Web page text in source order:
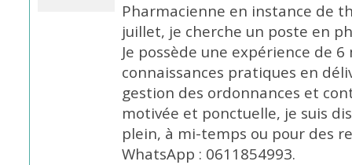
Pharmacienne en instance de
juillet, je cherche un poste en
Je possède une expérience de
connaissances pratiques en
gestion des ordonnances et
motivée et ponctuelle, je suis
plein, à mi-temps ou pour des
WhatsApp : 0611854993.